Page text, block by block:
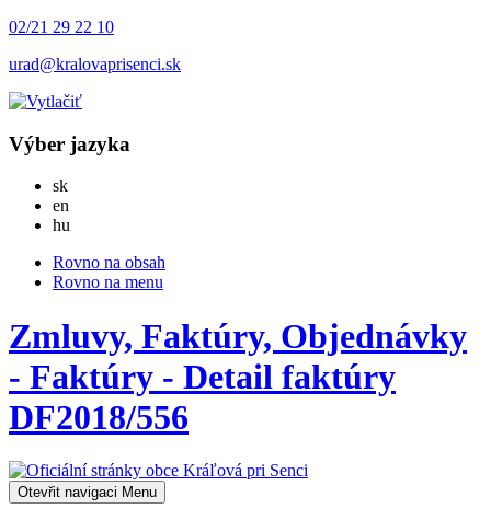
02/21 29 22 10
urad@kralovaprisenci.sk
Výber jazyka
skSlovensky
en
hu
Rovno na obsah
Rovno na menu
Zmluvy, Faktúry, Objednávky
- Faktúry - Detail faktúry
DF2018/556
Otevřit navigaci Menu